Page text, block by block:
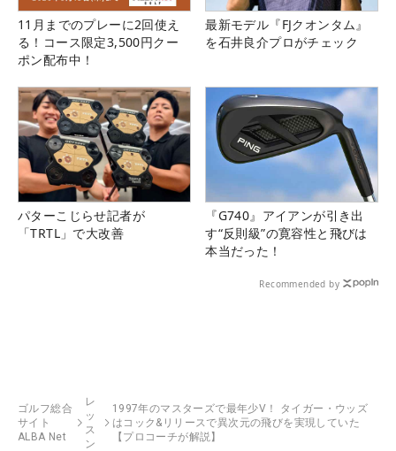
11月までのプレーに2回使え
る！コース限定3,500円クー
ポン配布中！
最新モデル『FJクオンタム』
を石井良介プロがチェック
パターこじらせ記者が
「TRTL」で大改善
『G740』アイアンが引き出
す“反則級”の寛容性と飛びは
本当だった！
Recommended by
ゴルフ総合
サイト
ALBA Net
レ
ッ
ス
ン
1997年のマスターズで最年少V！ タイガー・ウッズ
はコック&リリースで異次元の飛びを実現していた
【プロコーチが解説】